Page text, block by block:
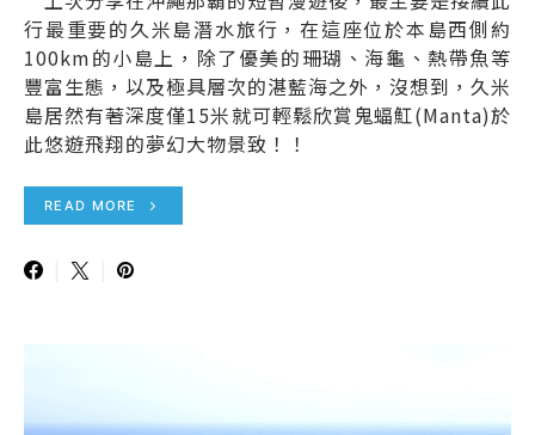
行最重要的久米島潛水旅行，在這座位於本島西側約
100km的小島上，除了優美的珊瑚、海龜、熱帶魚等
豐富生態，以及極具層次的湛藍海之外，沒想到，久米
島居然有著深度僅15米就可輕鬆欣賞鬼蝠魟(Manta)於
此悠遊飛翔的夢幻大物景致！！
READ MORE